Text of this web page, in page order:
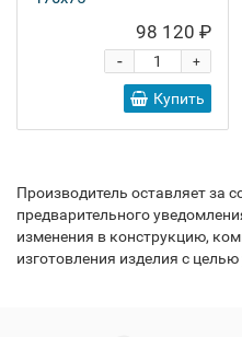
98 120 ₽
+
-
Купить
Производитель оставляет за
предварительного
изменения в конструкцию,
изготовления изделия с